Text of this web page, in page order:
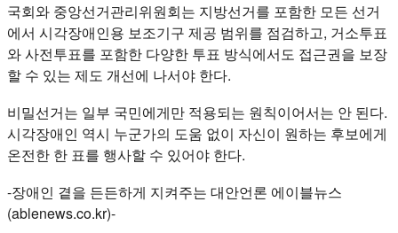
국회와 중앙선거관리위원회는 지방선거를 포함한 모든 선거
에서 시각장애인용 보조기구 제공 범위를 점검하고, 거소투표
와 사전투표를 포함한 다양한 투표 방식에서도 접근권을 보장
할 수 있는 제도 개선에 나서야 한다.
비밀선거는 일부 국민에게만 적용되는 원칙이어서는 안 된다.
시각장애인 역시 누군가의 도움 없이 자신이 원하는 후보에게
온전한 한 표를 행사할 수 있어야 한다.
-장애인 곁을 든든하게 지켜주는 대안언론 에이블뉴스
(ablenews.co.kr)-